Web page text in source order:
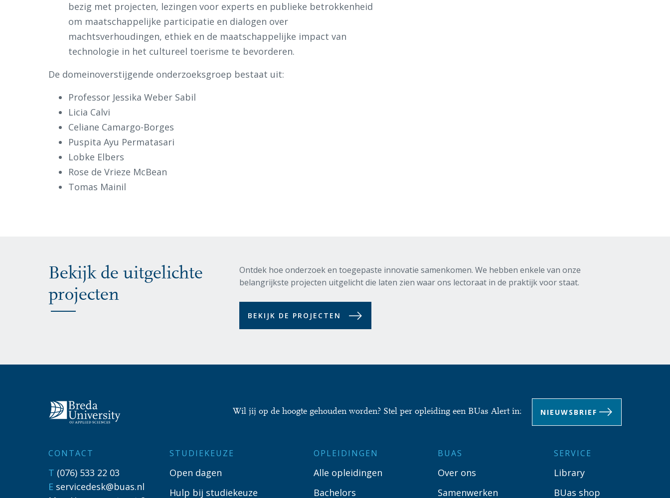
bezig met projecten, lezingen voor experts en publieke betrokkenheid
om maatschappelijke participatie en dialogen over
machtsverhoudingen, ethiek en de maatschappelijke impact van
technologie in het cultureel toerisme te bevorderen.
De domeinoverstijgende onderzoeksgroep bestaat uit:
Professor Jessika Weber Sabil
Licia Calvi
Celiane Camargo-Borges
Puspita Ayu Permatasari
Lobke Elbers
Rose de Vrieze McBean
Tomas Mainil
Bekijk de uitgelichte
projecten
Ontdek hoe onderzoek en toegepaste innovatie samenkomen. We hebben enkele van onze
belangrijkste projecten uitgelicht die laten zien waar ons lectoraat in de praktijk voor staat.
BEKIJK DE PROJECTEN
Wil jij op de hoogte gehouden worden? Stel per opleiding een BUas Alert in: NIEUWSBRIEF
CONTACT
T (076) 533 22 03
E servicedesk@buas.nl
STUDIEKEUZE
Open dagen
Hulp bij studiekeuze
OPLEIDINGEN
Alle opleidingen
Bachelors
BUAS
Over ons
Samenwerken
SERVICE
Library
BUas shop